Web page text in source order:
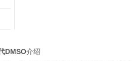
DMSO介绍